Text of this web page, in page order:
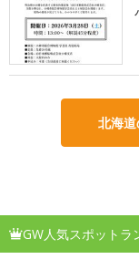
北海
GW人気スポットラ